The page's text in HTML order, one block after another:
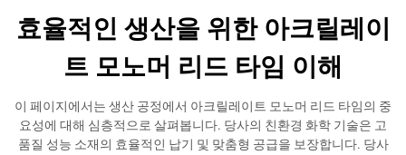
효율적인 생산을 위한 아크릴레이
트 모노머 리드 타임 이해
이 페이지에서는 생산 공정에서 아크릴레이트 모노머 리드 타임의 중
요성에 대해 심층적으로 살펴봅니다. 당사의 친환경 화학 기술은 고
품질 성능 소재의 효율적인 납기 및 맞춤형 공급을 보장합니다. 당사